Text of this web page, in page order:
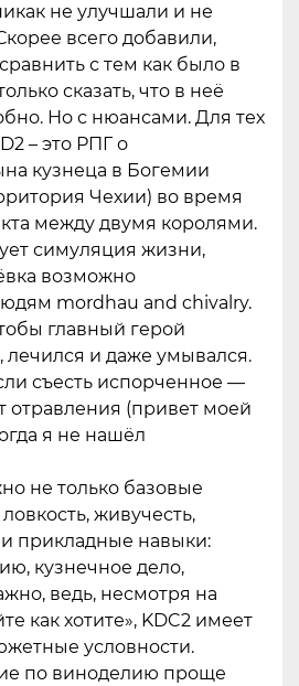
не улучшали и не
всего добавили,
с тем как было в
сказать, что в неё
Но с нюансами. Для тех
– это РПГ о
кузнеца в Богемии
Чехии) во время
между двумя королями.
симуляция жизни,
возможно
mordhau and chivalry.
главный герой
лечился и даже умывался.
съесть испорченное —
отравления (привет моей
я не нашёл
не только базовые
живучесть,
прикладные навыки:
кузнечное дело,
ведь, несмотря на
как хотите», KDC2 имеет
условности.
по виноделию проще